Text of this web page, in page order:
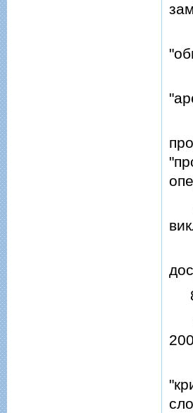
4.